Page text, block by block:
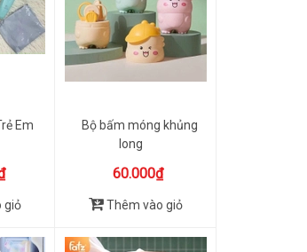
Em
giỏ
Bộ bấm móng khủng
long
60.000₫
Thêm vào giỏ